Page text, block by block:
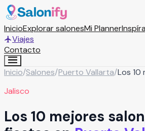
InicioExplorar salonesMi Planner
Viajes
Contacto
Inicio/Salones/Puerto Vallarta/Los 10
Jalisco
Los 10 mejores